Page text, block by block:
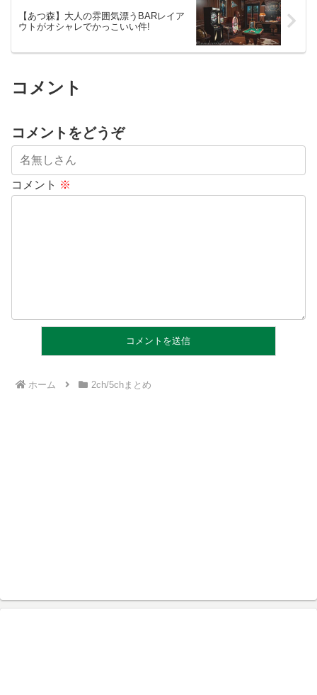
【あつ森】大人の雰囲気漂うBARレイア
ウトがオシャレでかっこいい件!
コメント
コメントをどうぞ
コメント ※
ホーム 2ch/5chまとめ